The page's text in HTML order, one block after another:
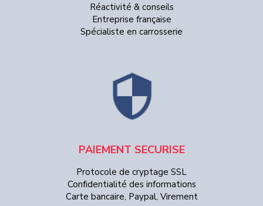
Réactivité & conseils
Entreprise française
Spécialiste en carrosserie
PAIEMENT SECURISE
Protocole de cryptage SSL
Confidentialité des informations
Carte bancaire, Paypal, Virement